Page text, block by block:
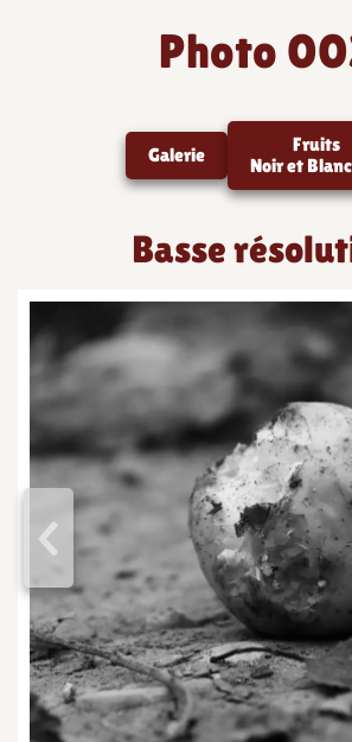
Photo
Galerie
Fruits
Noir et
Basse
<